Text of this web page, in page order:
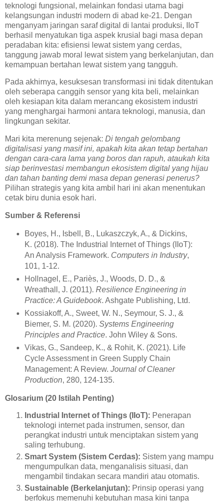
teknologi fungsional, melainkan fondasi utama bagi
kelangsungan industri modern di abad ke-21. Dengan
menganyam jaringan saraf digital di lantai produksi, IIoT
berhasil menyatukan tiga aspek krusial bagi masa depan
peradaban kita: efisiensi lewat sistem yang cerdas,
tanggung jawab moral lewat sistem yang berkelanjutan, dan
kemampuan bertahan lewat sistem yang tangguh.
Pada akhirnya, kesuksesan transformasi ini tidak ditentukan
oleh seberapa canggih sensor yang kita beli, melainkan
oleh kesiapan kita dalam merancang ekosistem industri
yang menghargai harmoni antara teknologi, manusia, dan
lingkungan sekitar.
Mari kita merenung sejenak: Di tengah gelombang
digitalisasi yang masif ini, apakah kita akan tetap bertahan
dengan cara-cara lama yang boros dan rapuh, ataukah kita
siap berinvestasi membangun ekosistem digital yang hijau
dan tahan banting demi masa depan generasi penerus?
Pilihan strategis yang kita ambil hari ini akan menentukan
cetak biru dunia esok hari.
Sumber & Referensi
Boyes, H., Isbell, B., Lukaszczyk, A., & Dickins,
K. (2018). The Industrial Internet of Things (IIoT):
An Analysis Framework. Computers in Industry,
101, 1-12.
Hollnagel, E., Pariès, J., Woods, D. D., &
Wreathall, J. (2011). Resilience Engineering in
Practice: A Guidebook. Ashgate Publishing, Ltd.
Kossiakoff, A., Sweet, W. N., Seymour, S. J., &
Biemer, S. M. (2020). Systems Engineering
Principles and Practice. John Wiley & Sons.
Vikas, G., Sandeep, K., & Rohit, K. (2021). Life
Cycle Assessment in Green Supply Chain
Management: A Review. Journal of Cleaner
Production, 280, 124-135.
Glosarium (20 Istilah Penting)
Industrial Internet of Things (IIoT): Penerapan
teknologi internet pada instrumen, sensor, dan
perangkat industri untuk menciptakan sistem yang
saling terhubung.
Smart System (Sistem Cerdas): Sistem yang mampu
mengumpulkan data, menganalisis situasi, dan
mengambil tindakan secara mandiri atau otomatis.
Sustainable (Berkelanjutan): Prinsip operasi yang
berfokus memenuhi kebutuhan masa kini tanpa